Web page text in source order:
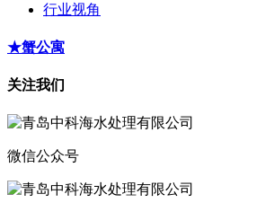
行业视角
★蟹公寓
关注我们
微信公众号